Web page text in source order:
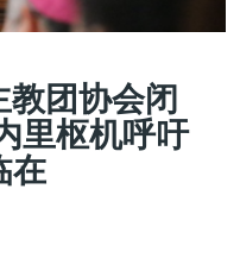
教团协会闭
里枢机呼吁
在